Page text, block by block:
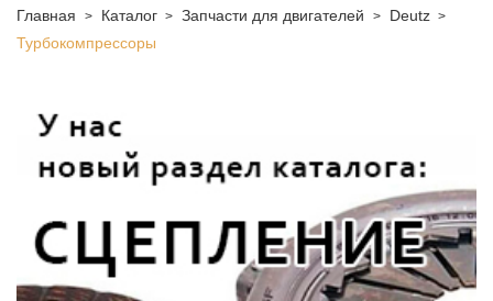
Главная Каталог Запчасти для двигателей
Deutz
Турбокомпрессоры